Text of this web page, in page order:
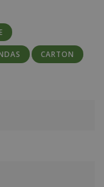
CARTON